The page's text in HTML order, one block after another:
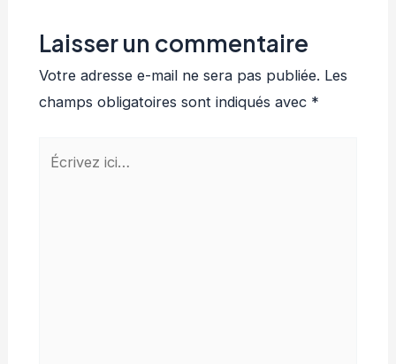
Laisser un commentaire
Votre adresse e-mail ne sera pas publiée. Les
champs obligatoires sont indiqués avec *
Écrivez